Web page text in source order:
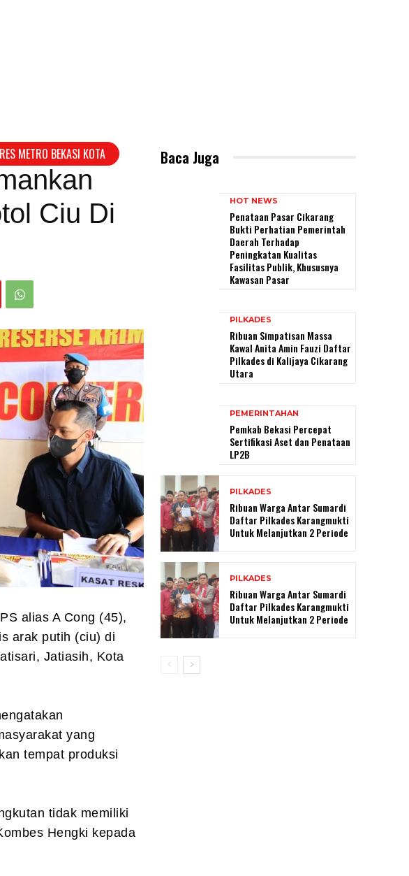
METRO BEKASI KOTA
Ciu Di
alias A Cong (45),
arak putih (ciu) di
Jatiasih, Kota
yang
tempat produksi
tidak memiliki
Hengki kepada
Baca Juga
HOT NEWS
Penataan Pasar Cikarang
Bukti Perhatian Pemerintah
Daerah Terhadap
Peningkatan Kualitas
Fasilitas Publik, Khususnya
Kawasan Pasar
PILKADES
Ribuan Simpatisan Massa
Kawal Anita Amin Fauzi Daftar
Pilkades di Kalijaya Cikarang
Utara
PEMERINTAHAN
Pemkab Bekasi Percepat
Sertifikasi Aset dan Penataan
LP2B
PILKADES
Ribuan Warga Antar Sumardi
Daftar Pilkades Karangmukti
Untuk Melanjutkan 2 Periode
PILKADES
Ribuan Warga Antar Sumardi
Daftar Pilkades Karangmukti
Untuk Melanjutkan 2 Periode